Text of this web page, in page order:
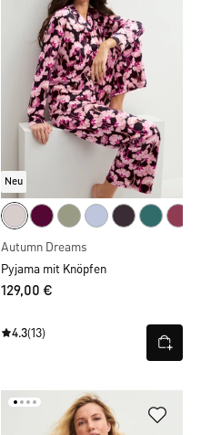
Neu
Autumn Dreams
Pyjama mit Knöpfen
129,00 €
4.3(13)